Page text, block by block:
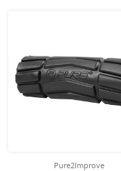
Pure2Improve